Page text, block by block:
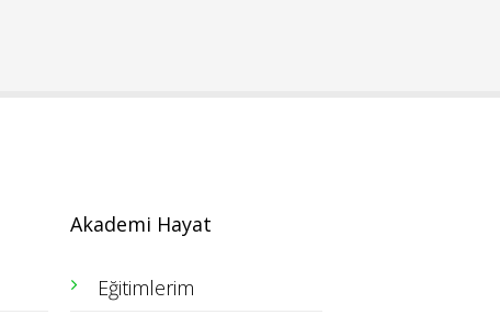
Akademi Hayat
Eğitimlerim